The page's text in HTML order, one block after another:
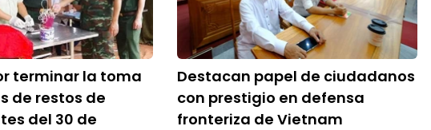
terminar la toma
de restos de
del 30 de
Destacan papel de ciudadanos
con prestigio en defensa
fronteriza de Vietnam